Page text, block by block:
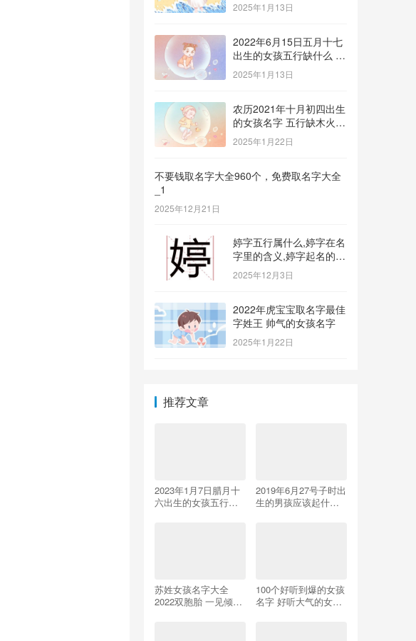
2025年1月13日
2022年6月15日五月十七
出生的女孩五行缺什么 补
金的名字推荐
2025年1月13日
农历2021年十月初四出生
的女孩名字 五行缺木火八
字免费取名
2025年1月22日
不要钱取名字大全960个，免费取名字大全
_1
2025年12月21日
婷字五行属什么,婷字在名
字里的含义,婷字起名的寓
意_1
2025年12月3日
2022年虎宝宝取名字最佳
字姓王 帅气的女孩名字
2025年1月22日
推荐文章
2023年1月7日腊月十
六出生的女孩五行八
2019年6月27号子时出
生的男孩应该起什么
苏姓女孩名字大全
2022双胞胎 一见倾心
100个好听到爆的女孩
名字 好听大气的女宝